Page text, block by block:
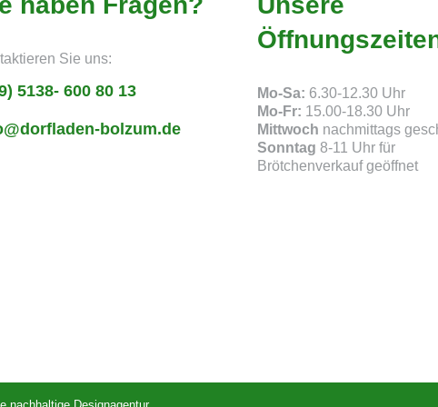
Sie uns:
5138- 600 80 13
bolzum.de
Mo-Sa: 6.30-12.30 Uhr
Mo-Fr: 15.00-18.30 Uhr
Mittwoch nachmittags
Sonntag 8-11 Uhr für
Brötchenverkauf geöffnet